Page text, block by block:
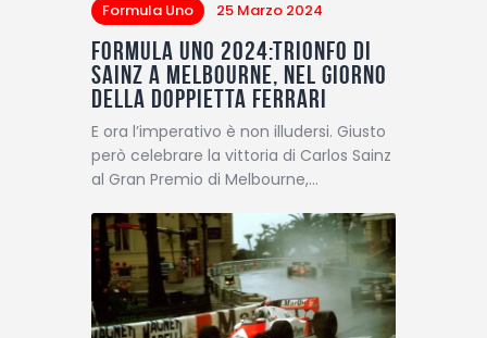
Formula Uno 25 Marzo 2024
Formula Uno 2024:Trionfo di
Sainz a Melbourne, nel giorno
della doppietta Ferrari
E ora l’imperativo è non illudersi. Giusto
però celebrare la vittoria di Carlos Sainz
al Gran Premio di Melbourne,…